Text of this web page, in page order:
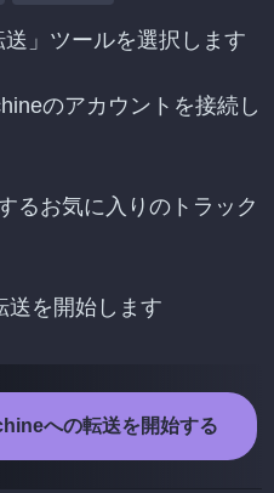
」ツールを選択します
のアカウントを接続し
るお気に入りのトラック
送を開始します
への転送を開始する